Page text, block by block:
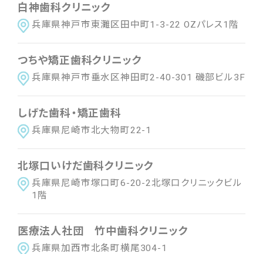
埼玉県
千葉県
中部
新潟県 富山県 石川県 福井県
山梨県
近畿
三重県
和歌山県
中国
鳥取県 島根県 岡山県 広島県 山口県
白神歯科クリニック
兵庫県神戸市東灘区田中町1-3-22 OZパレス1階
つちや矯正歯科クリニック
兵庫県神戸市垂水区神田町2-40-301 磯部ビル3F
しげた歯科・矯正歯科
兵庫県尼崎市北大物町22-1
北塚口いけだ歯科クリニック
兵庫県尼崎市塚口町6-20-2北塚口クリニックビル
1階
医療法人社団 竹中歯科クリニック
兵庫県加西市北条町横尾304-1